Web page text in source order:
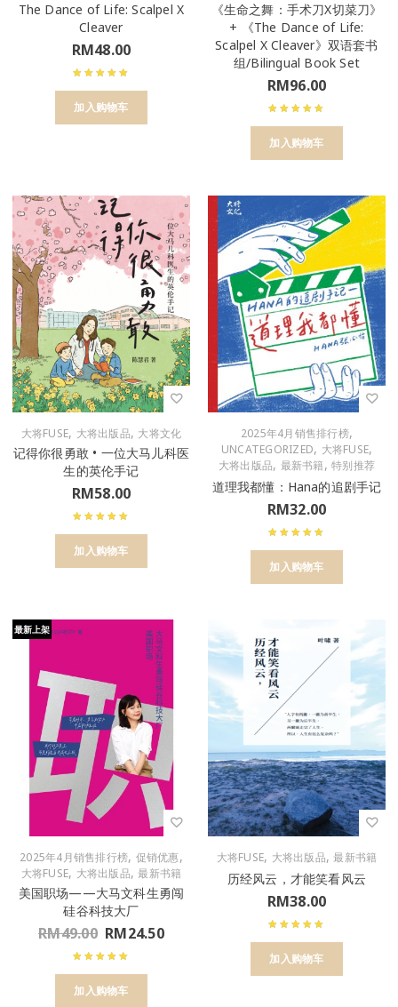
The Dance of Life: Scalpel X
Cleaver
RM48.00
加入购物车
《生命之舞：手术刀X切菜刀》
+ 《The Dance of Life:
Scalpel X Cleaver》双语套书
组/Bilingual Book Set
RM96.00
加入购物车
大将FUSE, 大将出版品, 大将文化
记得你很勇敢 • 一位大马儿科医
生的英伦手记
RM58.00
加入购物车
2025年4月销售排行榜,
UNCATEGORIZED, 大将FUSE,
大将出版品, 最新书籍,特别推荐
道理我都懂：Hana的追剧手记
RM32.00
加入购物车
最新上架
2025年4月销售排行榜, 促销优惠,
大将FUSE, 大将出版品,最新书籍
美国职场——大马文科生勇闯
硅谷科技大厂
RM49.00 RM24.50
加入购物车
大将FUSE, 大将出版品,最新书籍
历经风云，才能笑看风云
RM38.00
加入购物车